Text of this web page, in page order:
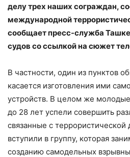
делу трех наших сограждан,
международной
сообщает пресс-служба
судов со ссылкой на сюжет
В частности, один из пунктов
касается изготовления ими
устройств. В целом же
до 28 лет успели совершить
связанные с
вступили в группу, которая
созданию самодельных